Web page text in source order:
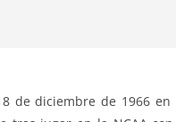
de diciembre de 1966 en